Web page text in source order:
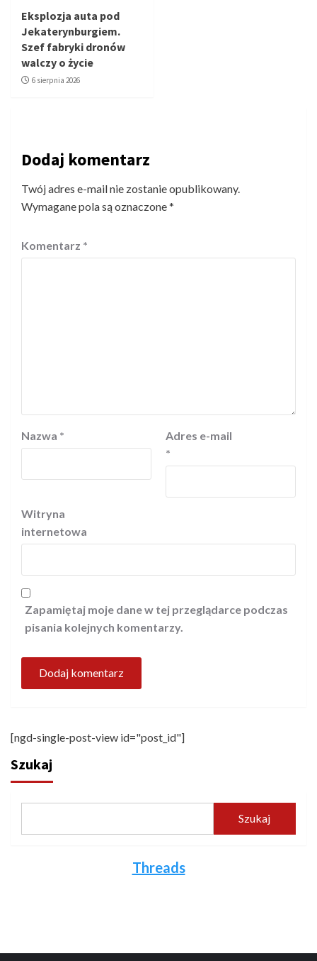
Eksplozja auta pod
Jekaterynburgiem.
Szef fabryki dronów
walczy o życie
6 sierpnia 2026
Dodaj komentarz
Twój adres e-mail nie zostanie opublikowany.
Wymagane pola są oznaczone*
Komentarz *
Nazwa *
Adres e-mail
*
Witryna
internetowa
Zapamiętaj moje dane w tej przeglądarce podczas
pisania kolejnych komentarzy.
[ngd-single-post-view id="post_id"]
Szukaj
Szukaj
Threads